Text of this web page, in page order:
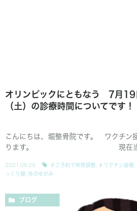
オリンピックにともなう 7月19
（土）の診療時間についてです！
こんにちは、堀整骨院です。 ワクチン
ります。 現在当院に
2021.06.29 ＃ご予約で時間調整 ＃ワクチン接種
っくり腰 体のゆがみ
ブログ